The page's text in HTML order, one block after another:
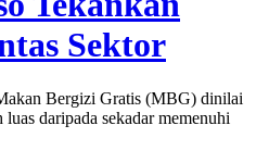
Sektor
Bergizi Gratis (MBG) dinilai
daripada sekadar memenuhi